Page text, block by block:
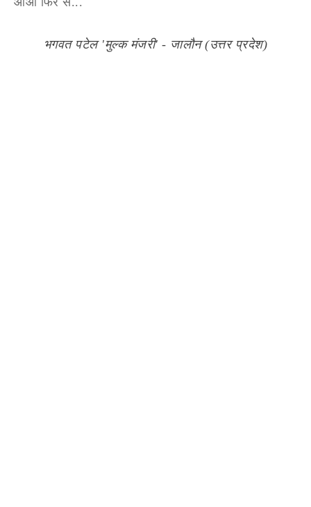
भगवत पटेल 'मुल्क मंजरी' - जालौन (उत्तर प्रदेश)